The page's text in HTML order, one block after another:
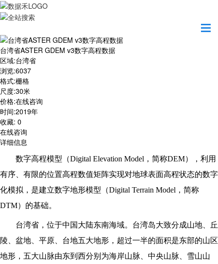
台湾省ASTER GDEM v3数字高程数据
区域:台湾省
浏览:6037
格式:栅格
尺度:30米
价格:在线咨询
时间:2019年
收藏: 0
在线咨询
详细信息
数字高程模型（Digital Elevation Model，简称DEM），利用
有序、有限的位置高程数值矩阵实现对地球表面高程状态的数字
化模拟，是建立数字地形模型（Digital Terrain Model，简称
DTM）的基础。
台湾省，位于中国大陆东南海域。台湾岛大致分成山地、丘
陵、盆地、平原、台地五大地形，超过一半的面积是东部的山区
地形，五大山脉由东到西分别为海岸山脉、中央山脉、雪山山